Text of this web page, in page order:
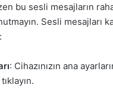
bu sesli mesajların
Sesli mesajları
: Cihazınızın ana